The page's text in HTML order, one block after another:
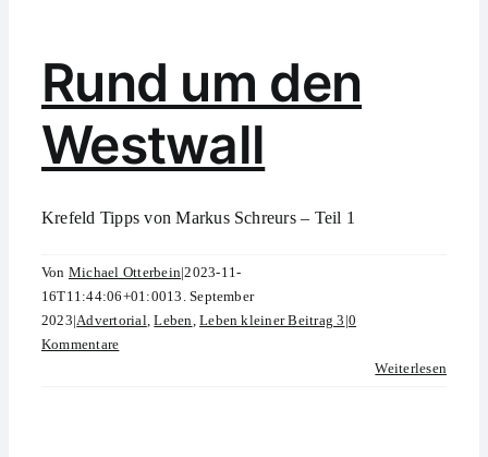
Rund um den
Westwall
Krefeld Tipps von Markus Schreurs – Teil 1
Von Michael Otterbein|2023-11-
16T11:44:06+01:0013. September
2023|Advertorial,Leben,Leben kleiner Beitrag 3 |0
Kommentare
Weiterlesen